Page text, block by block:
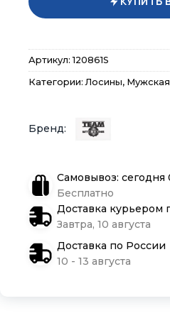
Артикул:120861S
Категории:Лосины,
Самовывоз: сегодня
Бесплатно
Доставка
Завтра, 10 августа
Доставка по России
10 - 13 августа
Контакты
Доставка и оплата
Блог
Контакты
Доставка и оплата
Блог
Контакты
Доставка и оплата
Блог